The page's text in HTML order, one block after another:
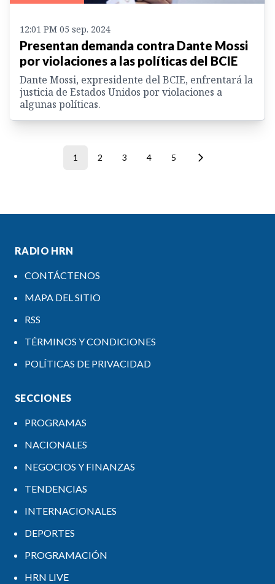
12:01 PM 05 sep. 2024
Presentan demanda contra Dante Mossi
por violaciones a las políticas del BCIE
Dante Mossi, expresidente del BCIE, enfrentará la
justicia de Estados Unidos por violaciones a
algunas políticas.
1 2 3 4 5
RADIO HRN
CONTÁCTENOS
MAPA DEL SITIO
RSS
TÉRMINOS Y CONDICIONES
POLÍTICAS DE PRIVACIDAD
SECCIONES
PROGRAMAS
NACIONALES
NEGOCIOS Y FINANZAS
TENDENCIAS
INTERNACIONALES
DEPORTES
PROGRAMACIÓN
HRN LIVE